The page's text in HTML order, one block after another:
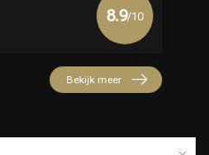
8.9/10
Bekijk meer